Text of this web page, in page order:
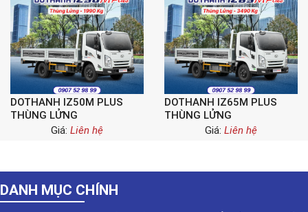
DOTHANH IZ50M PLUS
THÙNG LỬNG
Giá: Liên hệ
DOTHANH IZ65M PLUS
THÙNG LỬNG
Giá: Liên hệ
DANH MỤC CHÍNH